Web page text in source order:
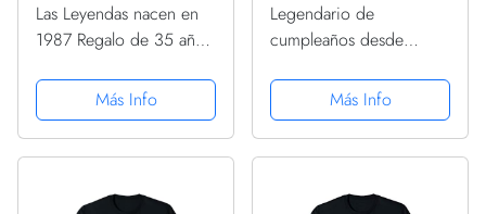
Las Leyendas nacen en
1987 Regalo de 35 años
Más Info
Legendario de
cumpleaños desde
CamisetaMás Info